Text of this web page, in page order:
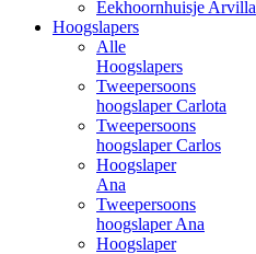
Eekhoornhuisje Arvilla
Hoogslapers
Alle
Hoogslapers
Tweepersoons
hoogslaper Carlota
Tweepersoons
hoogslaper Carlos
Hoogslaper
Ana
Tweepersoons
hoogslaper Ana
Hoogslaper